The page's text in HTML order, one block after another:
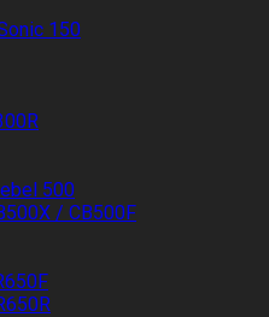
150
500
/ CB500F